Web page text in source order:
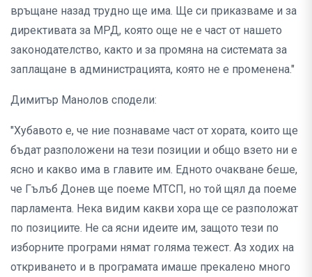
връщане назад трудно ще има. Ще си приказваме и за
директивата за МРД, която още не е част от нашето
законодателство, както и за промяна на системата за
заплащане в администрацията, която не е променена."
Димитър Манолов сподели:
"Хубавото е, че ние познаваме част от хората, които ще
бъдат разположени на тези позиции и общо взето ни е
ясно и какво има в главите им. Едното очакване беше,
че Гълъб Донев ще поеме МТСП, но той щял да поеме
парламента. Нека видим какви хора ще се разположат
по позициите. Не са ясни идеите им, защото тези по
изборните програми нямат голяма тежест. Аз ходих на
откриването и в програмата имаше прекалено много